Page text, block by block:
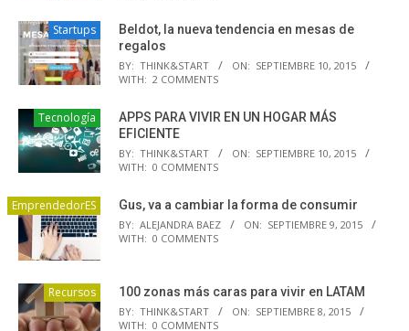
Startups
Beldot, la nueva tendencia en mesas de
regalos
BY: THINK&START ON: SEPTIEMBRE 10, 2015
WITH: 2 COMMENTS
Tecnología
APPS PARA VIVIR EN UN HOGAR MÁS
EFICIENTE
BY: THINK&START ON: SEPTIEMBRE 10, 2015
WITH: 0 COMMENTS
EmprendedorES Gus, va a cambiar la forma de consumir
BY: ALEJANDRA BAEZ ON: SEPTIEMBRE 9, 2015
WITH: 0 COMMENTS
Recursos 100 zonas más caras para vivir en LATAM
BY: THINK&START ON: SEPTIEMBRE 8, 2015
WITH: 0 COMMENTS